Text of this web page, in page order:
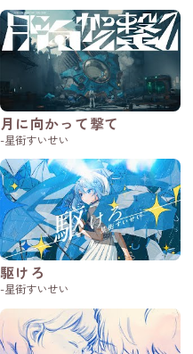
月に向かって撃て
-星街すいせい
駆けろ
-星街すいせい